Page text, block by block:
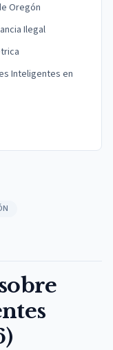
Oregón
Ilegal
Inteligentes en